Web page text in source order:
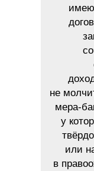
не
мера-
у
или
в